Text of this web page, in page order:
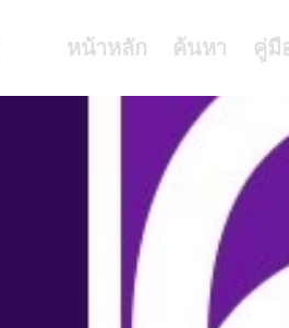
หน้าหลัก ค้นหา คู่มื